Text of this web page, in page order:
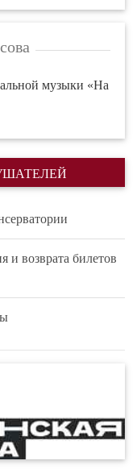
музыки «На
и возврата билетов